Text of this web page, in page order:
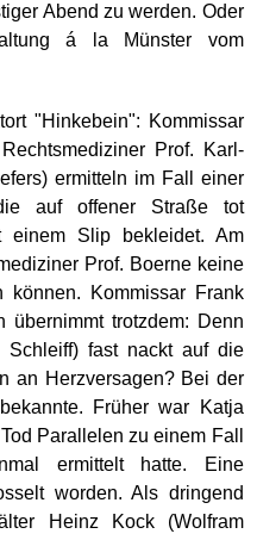
Abend zu werden. Oder
á la Münster vom
"Hinkebein": Kommissar
Prof. Karl-
ermitteln im Fall einer
auf offener Straße tot
einem Slip bekleidet. Am
Prof. Boerne keine
können. Kommissar Frank
übernimmt trotzdem: Denn
fast nackt auf die
an Herzversagen? Bei der
Früher war Katja
Parallelen zu einem Fall
ermittelt hatte. Eine
worden. Als dringend
Heinz Kock (Wolfram